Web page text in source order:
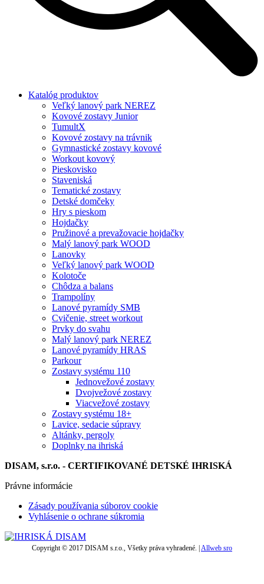
Katalóg produktov
Veľký lanový park NEREZ
Kovové zostavy Junior
TumultX
Kovové zostavy na trávnik
Gymnastické zostavy kovové
Workout kovový
Pieskovisko
Staveniská
Tematické zostavy
Detské domčeky
Hry s pieskom
Hojdačky
Pružinové a prevažovacie hojdačky
Malý lanový park WOOD
Lanovky
Veľký lanový park WOOD
Kolotoče
Chôdza a balans
Trampolíny
Lanové pyramídy SMB
Cvičenie, street workout
Prvky do svahu
Malý lanový park NEREZ
Lanové pyramídy HRAS
Parkour
Zostavy systému 110
Jednovežové zostavy
Dvojvežové zostavy
Viacvežové zostavy
Zostavy systému 18+
Lavice, sedacie súpravy
Altánky, pergoly
Doplnky na ihriská
DISAM, s.r.o. - CERTIFIKOVANÉ DETSKÉ IHRISKÁ
Právne informácie
Zásady používania súborov cookie
Vyhlásenie o ochrane súkromia
Copyright © 2017 DISAM s.r.o., Všetky práva vyhradené. |Allweb sro